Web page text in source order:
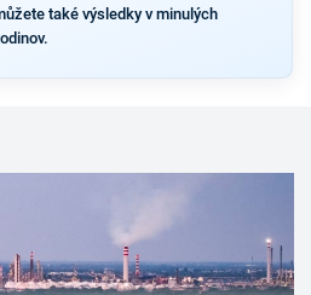
také výsledky v minulých